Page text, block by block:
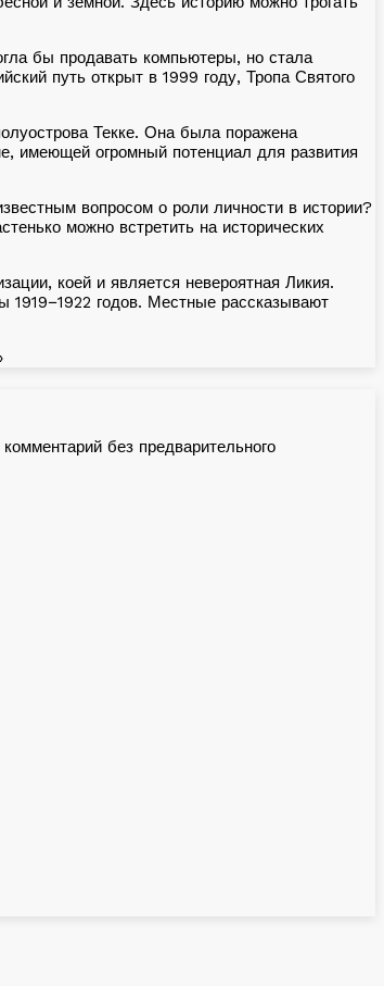
бы продавать компьютеры, но стала
путь открыт в 1999 году, Тропа Святого
Текке. Она была поражена
имеющей огромный потенциал для развития
вопросом о роли личности в истории?
можно встретить на исторических
коей и является невероятная Ликия.
1919−1922 годов. Местные рассказывают
без предварительного